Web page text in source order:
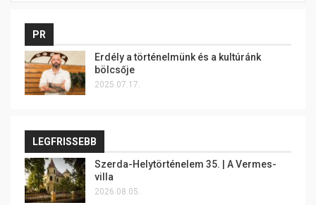
PR
Erdély a történelmünk és a kultúránk
bölcsője
2025.07.17.
LEGFRISSEBB
Szerda-Helytörténelem 35. | A Vermes-
villa
2026.08.05.